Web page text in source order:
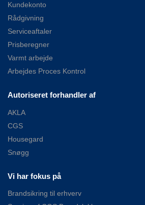
Kundekonto
Rådgivning
Serviceaftaler
Prisberegner
Varmt arbejde
Arbejdes Proces Kontrol
Autoriseret forhandler af
AKLA
CGS
Housegard
Snøgg
Vi har fokus på
Brandsikring til erhverv